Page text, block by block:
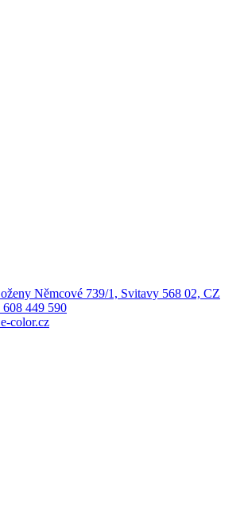
Němcové 739/1, Svitavy 568 02, CZ
449 590
color.cz